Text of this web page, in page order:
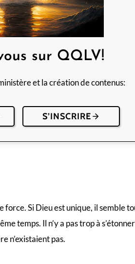
sur QQLV!
et la création de contenus:
S’INSCRIRE
force. Si Dieu est unique, il semble
temps. Il n’y a pas trop à
n’existaient pas.